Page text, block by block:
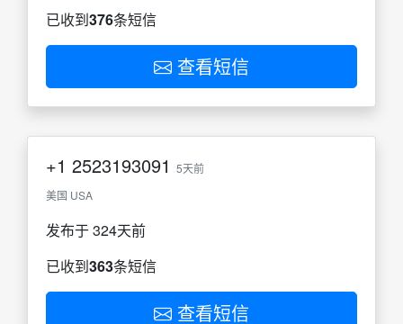
已收到376条短信
查看短信
+1 2523193091 5天前
美国 USA
发布于 324天前
已收到363条短信
查看短信